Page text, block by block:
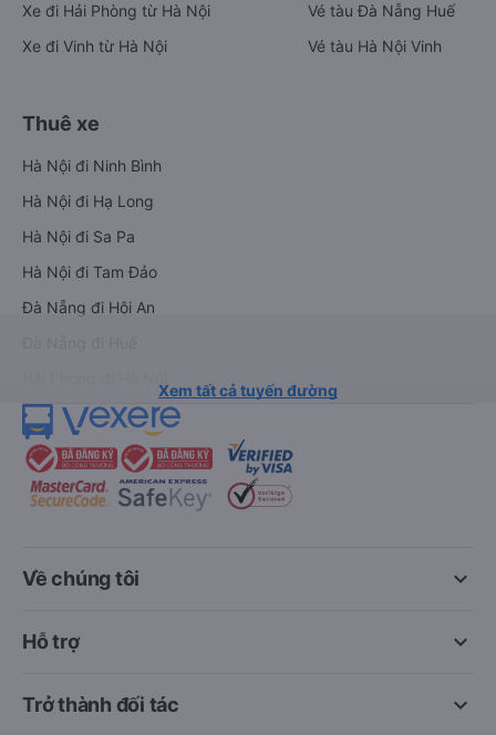
Xe đi Hải Phòng từ Hà Nội
Xe đi Vinh từ Hà Nội
Vé tàu Đà Nẵng Huế
Vé tàu Hà Nội Vinh
Thuê xe
Hà Nội đi Ninh Bình
Hà Nội đi Hạ Long
Hà Nội đi Sa Pa
Hà Nội đi Tam Đảo
Đà Nẵng đi Hội An
Xem tất cả tuyến đường
keyboard_arrow_down
Về chúng tôi
keyboard_arrow_down
Hỗ trợ
keyboard_arrow_down
Trở thành đối tác